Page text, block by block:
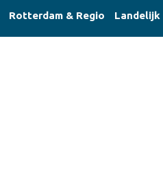
Rotterdam & Regio Landelijk